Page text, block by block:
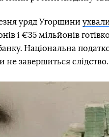
уряд Угорщини
і €35 мільйонів
Національна
не завершиться слідство.